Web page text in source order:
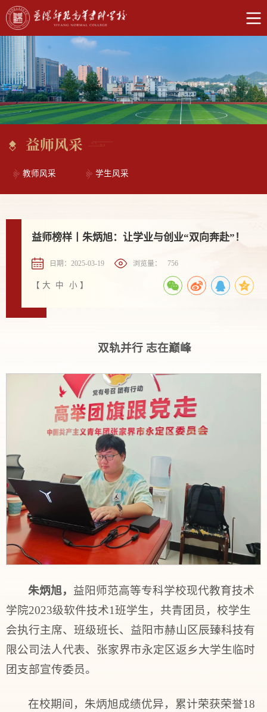
益师风采
教师风采 学生风采
益师榜样丨朱炳旭：让学业与创业“双向奔赴”！
日期：2025-03-19 浏览量： 756
【 大 中 小 】
双轨并行 志在巅峰
朱炳旭， 益阳师范高等专科学校现代教育技术
学院2023级软件技术1班学生，共青团员，校学生
会执行主席、班级班长、益阳市赫山区辰臻科技有
限公司法人代表、张家界市永定区返乡大学生临时
团支部宣传委员。
在校期间，朱炳旭成绩优异，累计荣获荣誉18